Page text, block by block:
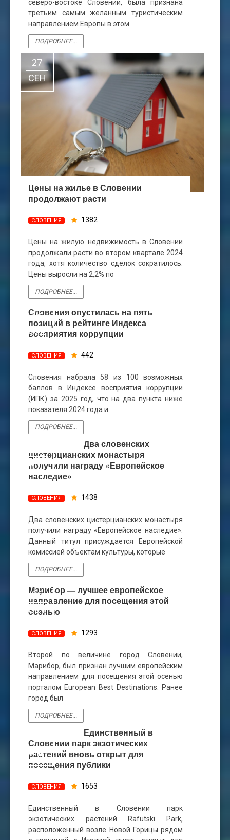
северо-востоке Словении, была признана
третьим самым желанным туристическим
направлением Европы в этом
ПОДРОБНЕЕ...
Цены на жилье в Словении
продолжают расти
СЛОВЕНИЯ
27
СЕН
1382
Цены на жилую недвижимость в Словении
продолжали расти во втором квартале 2024
года, хотя количество сделок сократилось.
Цены выросли на 2,2% по
ПОДРОБНЕЕ...
Словения опустилась на пять
позиций в рейтинге Индекса
восприятия коррупции
СЛОВЕНИЯ
16
ФЕВ
442
Словения набрала 58 из 100 возможных
баллов в Индексе восприятия коррупции
(ИПК) за 2025 год, что на два пункта ниже
показателя 2024 года и
ПОДРОБНЕЕ...
Два словенских
цистерцианских монастыря
получили награду «Европейское
наследие»
СЛОВЕНИЯ
АПР
1438
Два словенских цистерцианских монастыря
получили награду «Европейское наследие».
Данный титул присуждается Европейской
комиссией объектам культуры, которые
ПОДРОБНЕЕ...
Марибор — лучшее европейское
направление для посещения этой
осенью
СЛОВЕНИЯ
26
ОКТ
1293
Второй по величине город Словении,
Марибор, был признан лучшим европейским
направлением для посещения этой осенью
порталом European Best Destinations. Ранее
город был
ПОДРОБНЕЕ...
Единственный в
Словении парк экзотических
растений вновь открыт для
посещения публики
СЛОВЕНИЯ
АПР
1653
Единственный в Словении парк
экзотических растений Rafutski Park,
расположенный возле Новой Горицы рядом